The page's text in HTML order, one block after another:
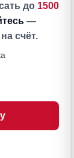
до 1500
—
на счёт.